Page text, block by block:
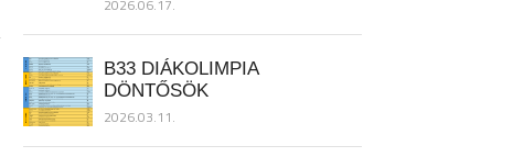
2026.06.17.
B33 DIÁKOLIMPIA
DÖNTŐSÖK
2026.03.11.